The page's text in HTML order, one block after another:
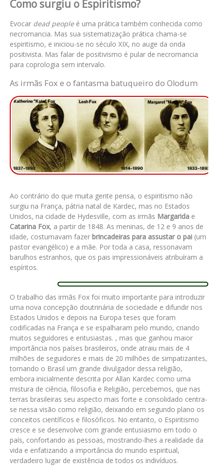
Como surgiu o Espiritismo?
Evocar dead peopleé uma prática também conhecida como
necromancia. Mas sua sistematização prática chama-se
espiritismo, e iniciou-se no século XIX, no auge da onda
positivista. Mas falar de positivismo é pular de necromancia
para coprologia sem intervalo.
As irmãs Fox e o fantasma batuqueiro do Olodum
Ao contrário do que muita gente pensa, o espiritismo não
surgiu na França, pátria natal de Kardec, mas no Estados
Unidos, na cidade de Hydesville, com as irmãs Margarida e
Catarina Fox, a partir de 1848. As meninas, de 12 e 9 anos de
idade, costumavam fazer brincadeiras para assustar o pai (um
pastor evangélico) e a mãe. Por toda a casa, ressonavam
barulhos estranhos, que os pais impressionáveis atribuíram a
espíritos.
O trabalho das irmãs Fox foi muito importante para introduzir
uma nova concepção doutrinária de sociedade e difundir nos
Estados Unidos e depois na Europa teses que foram
codificadas na França e se espalharam pelo mundo, criando
muitos seguidores e entusiastas. , mas que ganhou maior
importância nos países brasileiros, onde atraiu mais de 4
milhões de seguidores e mais de 20 milhões de simpatizantes,
tornando o Brasil um grande divulgador dessa religião,
embora inicialmente descrita por Allan Kardec como uma
mistura de ciência, filosofia e Religião, percebemos, que nas
terras brasileiras seu aspecto mais forte e consolidado centra-
se nessa visão como religião, deixando em segundo plano os
conceitos científicos e filosóficos. No entanto, o Espiritismo
cresce e se desenvolve com grande entusiasmo em todo o
país, confortando as pessoas, mostrando-lhes a realidade da
vida e enfatizando a importância do mundo espiritual,
verdadeiro lugar de existência de todos os indivíduos.